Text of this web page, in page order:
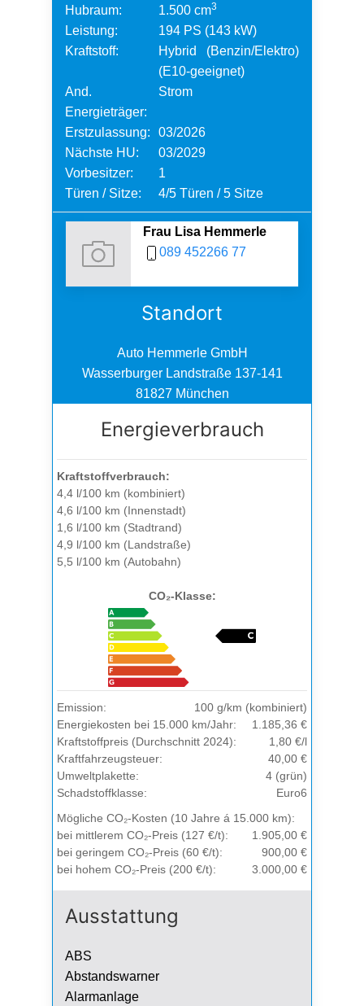
Hubraum:
1.500 cm3
Leistung:
194 PS (143 kW)
Kraftstoff:
Hybrid (Benzin/Elektro)
(E10-geeignet)
And.
Energieträger:
Strom
Erstzulassung:
03/2026
Nächste HU:
03/2029
Vorbesitzer:
1
Türen / Sitze:
4/5 Türen / 5 Sitze
Frau Lisa Hemmerle
089 452266 77
Standort
Auto Hemmerle GmbH
Wasserburger Landstraße 137-141
81827 München
Energieverbrauch
Kraftstoffverbrauch:
4,4 l/100 km (kombiniert)
4,6 l/100 km (Innenstadt)
1,6 l/100 km (Stadtrand)
4,9 l/100 km (Landstraße)
5,5 l/100 km (Autobahn)
CO₂-Klasse:
Emission:
100 g/km (kombiniert)
Energiekosten bei 15.000 km/Jahr:
1.185,36 €
Kraftstoffpreis (Durchschnitt 2024):
1,80 €/l
Kraftfahrzeugsteuer:
40,00 €
Umweltplakette:
4 (grün)
Schadstoffklasse:
Euro6
Mögliche CO₂-Kosten (10 Jahre á 15.000 km):
bei mittlerem CO₂-Preis (127 €/t):
1.905,00 €
bei geringem CO₂-Preis (60 €/t):
900,00 €
bei hohem CO₂-Preis (200 €/t):
3.000,00 €
Ausstattung
ABS
Abstandswarner
Alarmanlage